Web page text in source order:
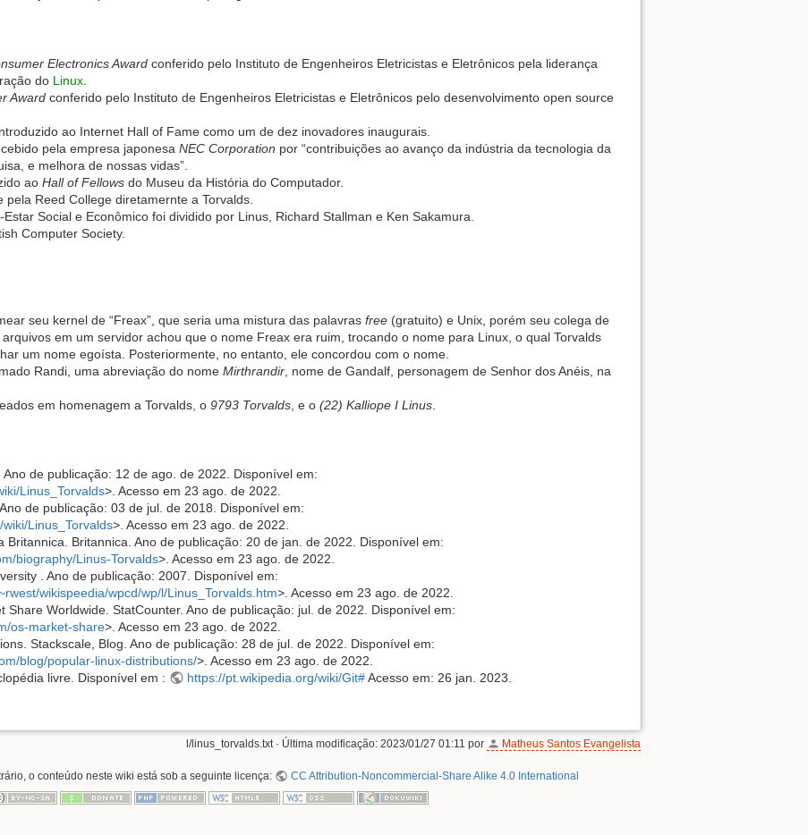
Electronics Award conferido pelo Instituto de Engenheiros Eletricistas e Eletrônicos pela liderança
do Linux
Award conferido pelo Instituto de Engenheiros Eletricistas e Eletrônicos pelo desenvolvimento open source
ao Internet Hall of Fame como um de dez inovadores inaugurais.
pela empresa japonesa NEC Corporation por “contribuições ao avanço da indústria da tecnologia da
e melhora de nossas vidas”.
ao Hall of Fellows do Museu da História do Computador.
pela Reed College diretamernte a Torvalds.
Estar Social e Econômico foi dividido por Linus, Richard Stallman e Ken Sakamura.
Computer Society.
seu kernel de “Freax”, que seria uma mistura das palavras free (gratuito) e Unix, porém seu colega de
em um servidor achou que o nome Freax era ruim, trocando o nome para Linux, o qual Torvalds
um nome egoísta. Posteriormente, no entanto, ele concordou com o nome.
Randi, uma abreviação do nome Mirthrandir , nome de Gandalf, personagem de Senhor dos Anéis, na
em homenagem a Torvalds, o 9793 Torvalds , e o (22) Kalliope I Linus
de publicação: 12 de ago. de 2022. Disponível em:
Linus_Torvalds>. Acesso em 23 ago. de 2022.
de publicação: 03 de jul. de 2018. Disponível em:
Linus_Torvalds>. Acesso em 23 ago. de 2022.
Britannica. Britannica. Ano de publicação: 20 de jan. de 2022. Disponível em:
biography/Linus-Torvalds>. Acesso em 23 ago. de 2022.
. Ano de publicação: 2007. Disponível em:
wikispeedia/wpcd/wp/l/Linus_Torvalds.htm>. Acesso em 23 ago. de 2022.
Share Worldwide. StatCounter. Ano de publicação: jul. de 2022. Disponível em:
os-market-share>. Acesso em 23 ago. de 2022.
Stackscale, Blog. Ano de publicação: 28 de jul. de 2022. Disponível em:
blog/popular-linux-distributions/>. Acesso em 23 ago. de 2022.
livre. Disponível em :
https://pt.wikipedia.org/wiki/Git#Acesso em: 26 jan. 2023.
l/linus_torvalds.txt· Última modificação: 2023/01/27 01:11 por Matheus Santos Evangelista
o conteúdo neste wiki está sob a seguinte licença: CC Attribution-Noncommercial-Share Alike 4.0 International